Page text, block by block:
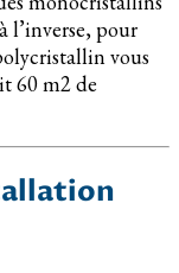
l’inverse, pour
vous
60 m2 de